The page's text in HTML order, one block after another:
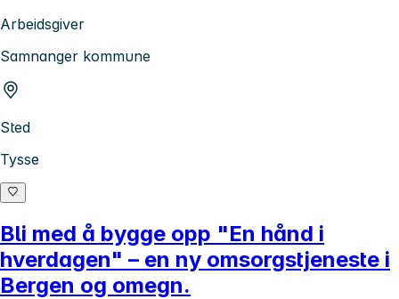
Arbeidsgiver
Samnanger kommune
Sted
Tysse
Bli med å bygge opp "En hånd i
hverdagen" – en ny omsorgstjeneste i
Bergen og omegn.